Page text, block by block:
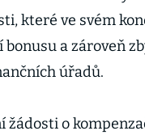
které ve svém
bonusu a zároveň
úřadů.
žádosti o